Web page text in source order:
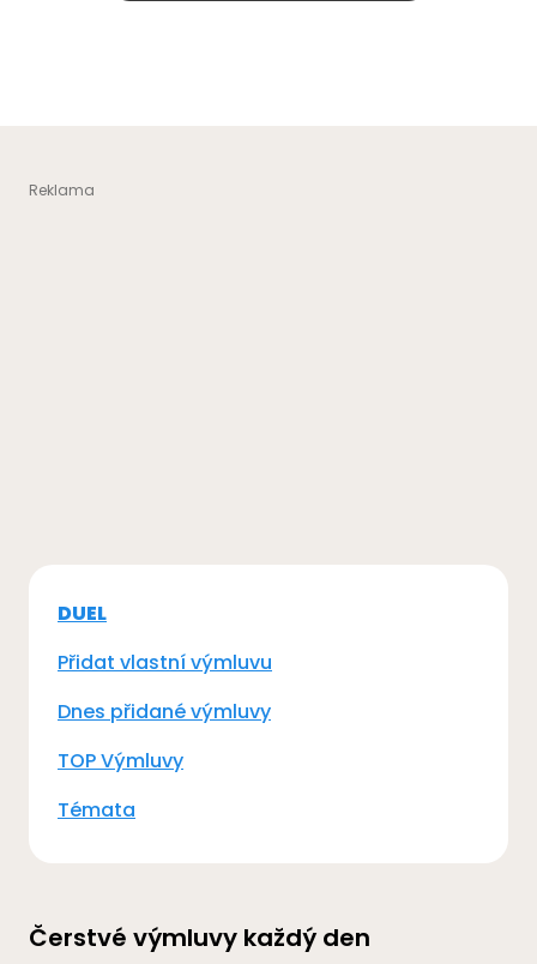
DUEL
Přidat vlastní výmluvu
Dnes přidané výmluvy
TOP Výmluvy
Témata
Čerstvé výmluvy každý den